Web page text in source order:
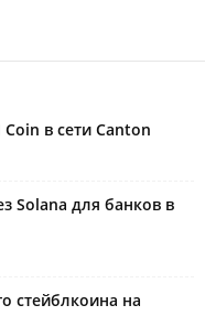
Coin в сети Canton
Solana для банков в
стейблкоина на